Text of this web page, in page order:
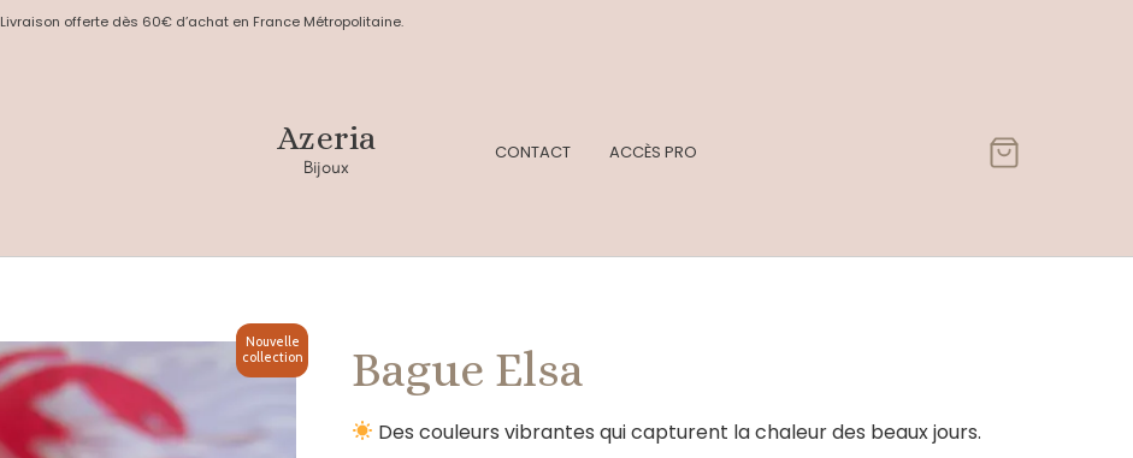
Livraison offerte dès 60€ d’achat en France Métropolitaine.
Azeria
Bijoux
CONTACT ACCÈS PRO
Nouvelle
collection
Bague Elsa
Des couleurs vibrantes qui capturent la chaleur des beaux jours.